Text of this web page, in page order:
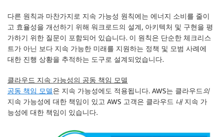
다른 원칙과 마찬가지로 지속 가능성 원칙에는 에너지 소비를 줄이
고 효율성을 개선하기 위해 워크로드의 설계, 아키텍처 및 구현을 평
가하기 위한 질문이 포함되어 있습니다. 이 원칙은 단순한 체크리스
트가 아닌 보다 지속 가능한 미래를 지원하는 정책 및 모범 사례에
대한 진행 상황을 추적하는 도구로 설계되었습니다.
클라우드 지속 가능성의 공동 책임 모델
공동 책임 모델은 지속 가능성에도 적용됩니다. AWS는 클라우드의
지속 가능성에 대한 책임이 있고 AWS 고객은 클라우드 내지속 가
능성에 대한 책임이 있습니다.